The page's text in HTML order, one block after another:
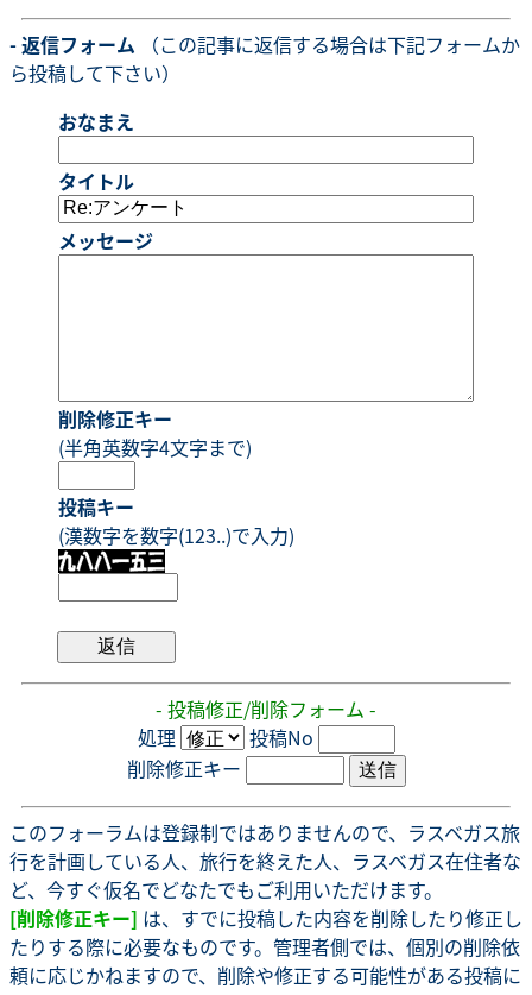
- 返信フォーム （この記事に返信する場合は下記フォームか
ら投稿して下さい）
おなまえ
タイトル
メッセージ
削除修正キー
(半角英数字4文字まで)
投稿キー
(漢数字を数字(123..)で入力)
- 投稿修正/削除フォーム -
処理
投稿No
削除修正キー
このフォーラムは登録制ではありませんので、ラスベガス旅
行を計画している人、旅行を終えた人、ラスベガス在住者な
ど、今すぐ仮名でどなたでもご利用いただけます。
[削除修正キー] は、すでに投稿した内容を削除したり修正し
たりする際に必要なものです。管理者側では、個別の削除依
頼に応じかねますので、削除や修正する可能性がある投稿に